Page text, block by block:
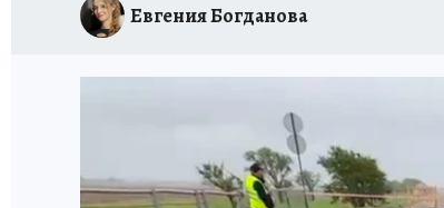
Евгения Богданова